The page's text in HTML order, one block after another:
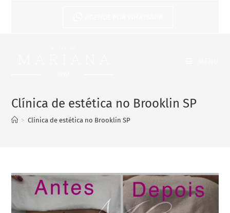
Clínica de estética no Brooklin SP
> Clínica de estética no Brooklin SP